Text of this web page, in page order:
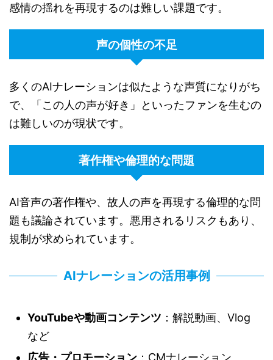
感情の揺れを再現するのは難しい課題です。
声の個性の不足
多くのAIナレーションは似たような声質になりがち
で、「この人の声が好き」といったファンを生むの
は難しいのが現状です。
著作権や倫理的な問題
AI音声の著作権や、故人の声を再現する倫理的な問
題も議論されています。悪用されるリスクもあり、
規制が求められています。
AIナレーションの活用事例
YouTubeや動画コンテンツ ：解説動画、Vlog
など
広告・プロモーション ：CMナレーション